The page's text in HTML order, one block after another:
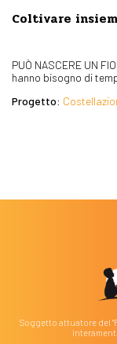
Coltivare
PUÒ NASCERE UN
hanno bisogno di
Progetto:
Soggetto attuatore del